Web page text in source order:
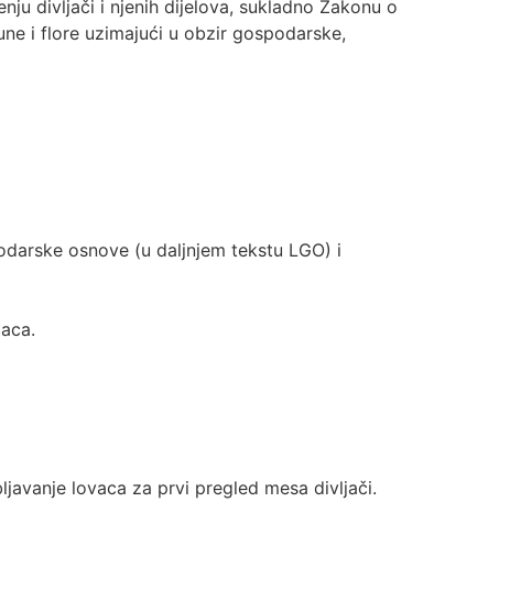
divljači i njenih dijelova, sukladno Zakonu o
i flore uzimajući u obzir gospodarske,
osnove (u daljnjem tekstu LGO) i
lovaca za prvi pregled mesa divljači.